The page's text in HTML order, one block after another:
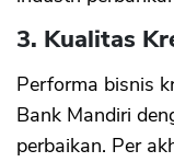
3. Kualitas
Performa bisnis
Bank Mandiri
perbaikan. Per